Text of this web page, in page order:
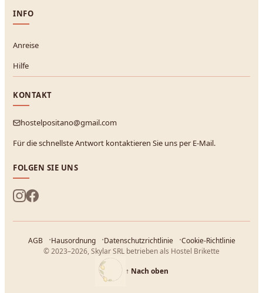
INFO
Anreise
Hilfe
KONTAKT
hostelpositano@gmail.com
Für die schnellste Antwort kontaktieren Sie uns per E-Mail.
FOLGEN SIE UNS
AGB Hausordnung Datenschutzrichtlinie
Cookie-Richtlinie
© 2023–2026, Skylar SRL betrieben als Hostel Brikette
↑ Nach oben